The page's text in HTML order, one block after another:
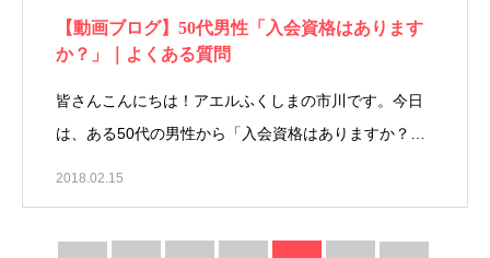
【動画ブログ】50代男性「入会資格はあります
か？」｜よくある質問
皆さんこんにちは！アエルふくしまの市川です。今日
は、ある50代の男性から「入会資格はありますか？…
2018.02.15